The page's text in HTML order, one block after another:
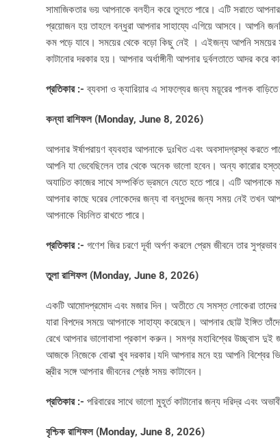
সামাজিকতার ভয় আপনাকে বলহীন করে তুলতে পারে। এটি সরাতে
প্রয়োজন হয় তাহলে বন্ধুরা আপনার সাহায্যে এগিয়ে আসবে। আপনি
কম পড়ে যাবে। সময়ের থেকে বড়ো কিছু নেই । এইজন্য আপনি সময়ের
কাটানোর দরকার হয়। আপনার অর্ধাঙ্গীনী আপনার দুর্বলতাতে আদর করে
প্রতিকার :-ব্যবসা ও ক্যারিয়ার এ সাফল্যের জন্য ময়ূরের পালক বাড়িতে
কন্যা রাশিফল (Monday, June 8, 2026)
আপনার ঈর্ষাপরায়ণ ব্যবহার আপনাকে দুঃখিত এবং অবসাদগ্রস্থ করতে
আপনি যা ভেবেছিলেন তার থেকে অনেক ভালো হবেন। অন্য কারোর
অযাচিত কাজের সাথে সম্পর্কিত ভ্রমনে যেতে হতে পারে। এটি
আপনার কাছে ঘরের লোকেদের জন্য বা বন্ধুদের জন্য সময় নেই তখন
আপনাকে বিচলিত রাখতে পারে।
প্রতিকার :- গণেশ জির চরণে দূর্বা অর্পণ করলে প্রেম জীবনে তার সুপ্রভাব
তুলা রাশিফল (Monday, June 8, 2026)
একটি আমোদপ্রমোদ এবং মজার দিন। অতীতে যে সমস্ত লোকেরা তাদের
যারা বিপদের সময়ে আপনাকে সাহায্য করেছেন। আপনার ছোট্ট ইঙ্গিত
রেখে আপনার ভালোবাসা প্রকাশ করুন। সমগ্র মহাবিশ্বের উচ্ছ্বাস দুই
আজকে নিজেকে বোঝা খুব দরকার।যদি আপনার মনে হয় আপনি বিশ্বের
স্ত্রীর সঙ্গে আপনার জীবনের শ্রেষ্ঠ সময় কাটাবেন।
প্রতিকার :- পরিবারের সাথে ভালো মুহূর্ত কাটানোর জন্য দরিদ্র এবং
বৃশ্চিক রাশিফল (Monday, June 8, 2026)